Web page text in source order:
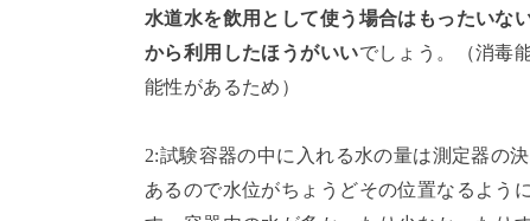
水道水を飲用として使う場合はもったいな
から利用したほうがいいでしょう。（消毒
能性があるため）
2:試験容器の中に入れる水の量は測定器の
あるので水位がちょうどその位置なるよう